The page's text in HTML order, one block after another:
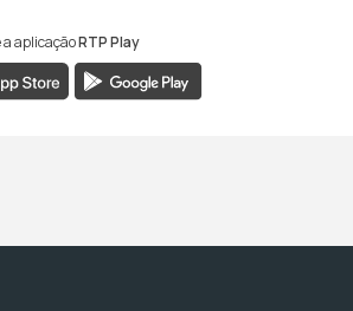
Madeira
a aplicaçãoRTP Play